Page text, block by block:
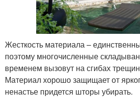
Жесткость материала –
поэтому многочисленные
временем вызовут на сгибах
Материал хорошо защищает от
ненастье придется шторы убирать.